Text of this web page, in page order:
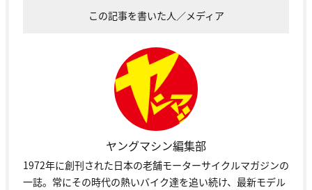
この記事を書いた人／メディア
ヤングマシン編集部
1972年に創刊された日本の老舗モーターサイクルマガジンの
一誌。常にその時代の熱いバイク達を追い続け、最新モデル